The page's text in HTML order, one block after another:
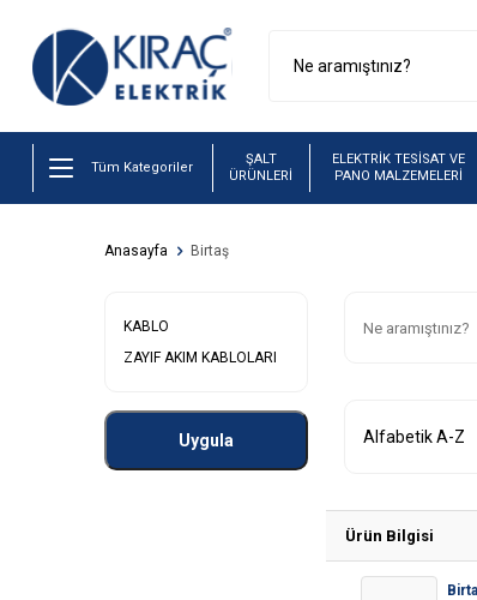
Tüm Kategoriler
ŞALT
ÜRÜNLERİ
ELEKTRİK TESİSAT VE
PANO MALZEMELERİ
Anasayfa Birtaş
KABLO
ZAYIF AKIM KABLOLARI
Uygula
Ürün Bilgisi